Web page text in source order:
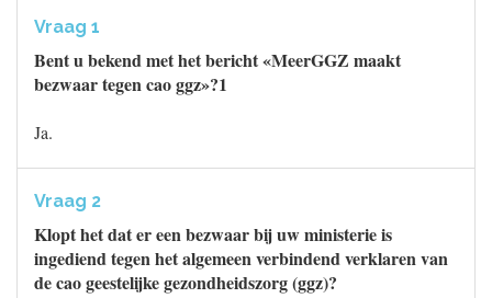
Vraag 1
Bent u bekend met het bericht «MeerGGZ maakt
bezwaar tegen cao ggz»?1
Ja.
Vraag 2
Klopt het dat er een bezwaar bij uw ministerie is
ingediend tegen het algemeen verbindend verklaren van
de cao geestelijke gezondheidszorg (ggz)?